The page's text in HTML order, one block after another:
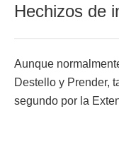
Hechizos de
Aunque
Destello y Prender,
segundo por la